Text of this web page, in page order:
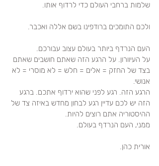
שלמות ברחבי העולם כדי לרדוף אותו.
ולכם התומכים ברודפינו בשם אללה ואכבר.
העם הנרדף ביותר בעולם עצוב עבורכם.
על העיוורון. על הרגע הזה שאתם חושבים שאתם
בצד של החזק = אלים = חלש = לא מוסרי = לא
אנושי.
הרגע הזה. רגע לפני שהוא ירדוף אתכם. ברגע
הזה יש לכם עדיין רגע לבחון מחדש באיזה צד של
ההיסטוריה אתם רוצים להיות.
ממני, העם הנרדף בעולם.
אורית כהן.